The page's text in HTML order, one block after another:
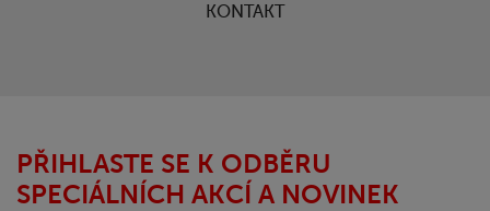
KONTAKT
PŘIHLASTE SE K ODBĚRU
SPECIÁLNÍCH AKCÍ A NOVINEK